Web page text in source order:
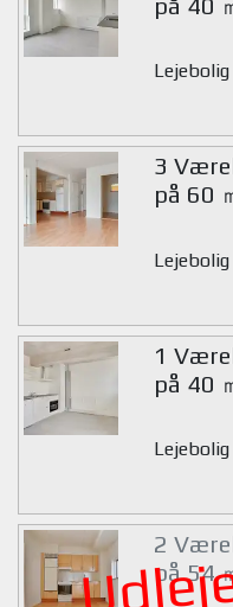
3
på 60
1
på 40
2
på 54